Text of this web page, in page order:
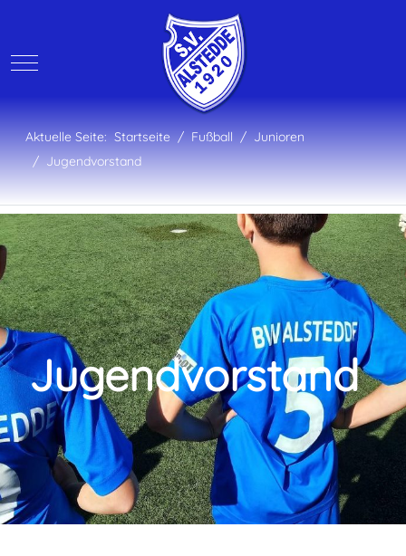
Mobile Menu Toggle
Aktuelle Seite: Startseite Fußball
Junioren
Jugendvorstand
Jugendvorstand